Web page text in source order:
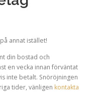
annat istället!
din bostad och
en vecka innan förväntat
inte betalt. Snöröjningen
tider, vänligen kontakta